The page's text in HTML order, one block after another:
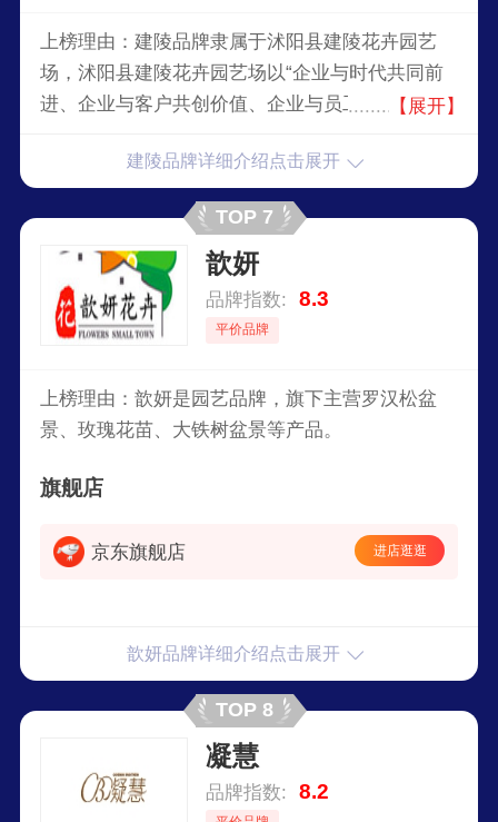
上榜理由：建陵品牌隶属于沭阳县建陵花卉园艺
场，沭阳县建陵花卉园艺场以“企业与时代共同前
进、企业与客户共创价值、企业与员工共同发
和社会的价值最大化。
【展开】
建陵品牌详细介绍点击展开
TOP 7
歆妍
品牌指数: 8.3
平价品牌
上榜理由：歆妍是园艺品牌，旗下主营罗汉松盆
景、玫瑰花苗、大铁树盆景等产品。
旗舰店
京东旗舰店 进店逛逛
歆妍品牌详细介绍点击展开
TOP 8
凝慧
品牌指数: 8.2